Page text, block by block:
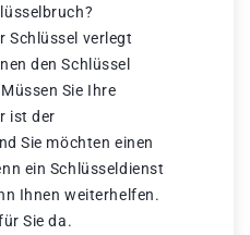
Schlüssel verlegt
den Schlüssel
Sie Ihre
ist der
Sie möchten einen
ein Schlüsseldienst
Ihnen weiterhelfen.
Sie da.